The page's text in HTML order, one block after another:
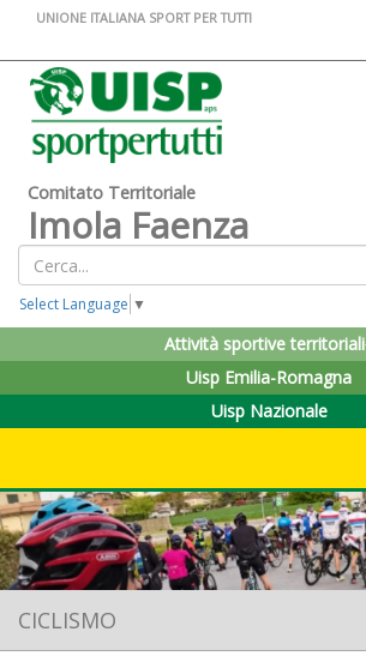
UNIONE ITALIANA SPORT PER TUTTI
Comitato Territoriale
Imola Faenza
Select Language ▼
Attività sportive territoriali
Uisp Emilia-Romagna
Uisp Nazionale
CICLISMO